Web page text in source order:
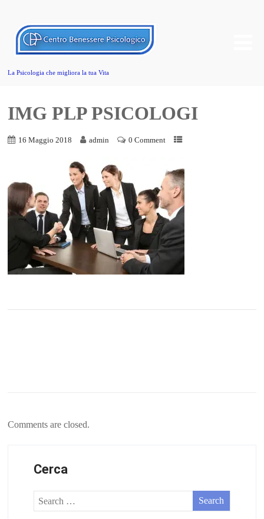
La Psicologia che migliora la tua Vita
IMG PLP PSICOLOGI
16 Maggio 2018 admin 0 Comment
Comments are closed.
Cerca